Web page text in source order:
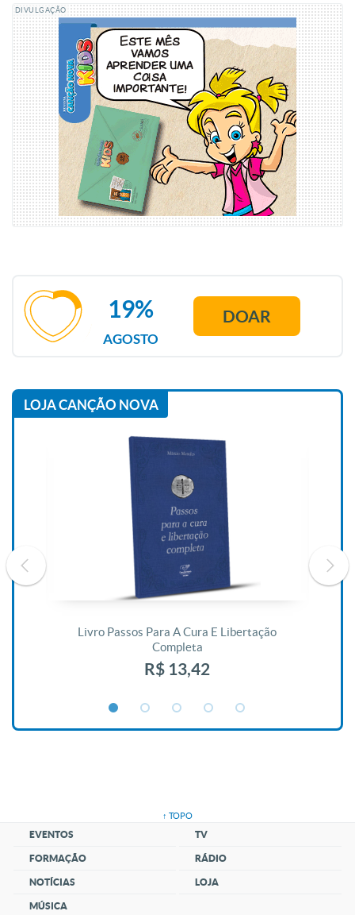
DIVULGAÇÃO
AGOSTO
19% DOAR
LOJA CANÇÃO NOVA
Livro Passos Para A Cura E Libertação
Completa
R$ 13,42
↑ TOPO
EVENTOS
FORMAÇÃO
NOTÍCIAS
MÚSICA
TV
RÁDIO
LOJA